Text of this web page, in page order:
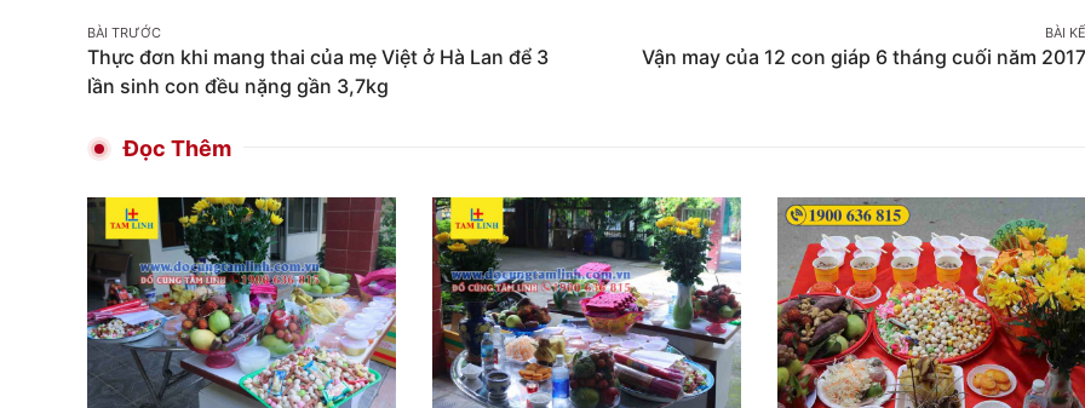
Facebook
Twitter
Pinterest
Post
navigation
BÀI TRƯỚC
Thực đơn khi mang thai của mẹ Việt ở Hà Lan để 3
lần sinh con đều nặng gần 3,7kg
BÀI KẾ
Vận may của 12 con giáp 6 tháng cuối năm 2017
Đọc Thêm